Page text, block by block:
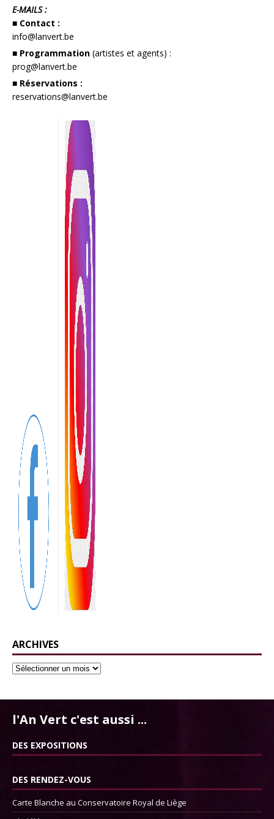
E-MAILS :
■ Contact :
info@lanvert.be
■ Programmation (artistes et agents) :
prog@lanvert.be
■ Réservations :
reservations@lanvert.be
ARCHIVES
l'An Vert c'est aussi ...
DES EXPOSITIONS
DES RENDEZ-VOUS
Carte Blanche au Conservatoire Royal de Liège